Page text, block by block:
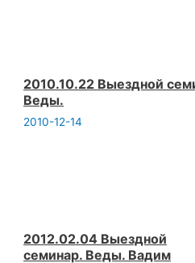
2010.10.22 Выездной
Веды.
2010-12-14
2012.02.04 Выездной
семинар. Веды. Вадим